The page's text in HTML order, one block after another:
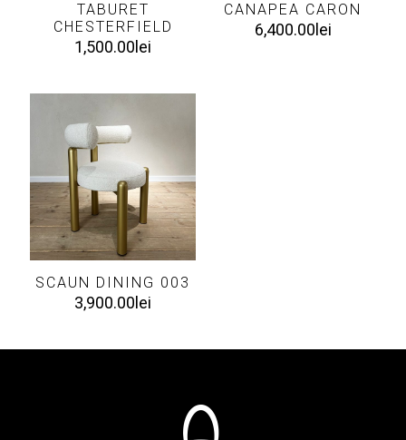
TABURET
CHESTERFIELD
1,500.00 lei
CANAPEA CARON
6,400.00 lei
SCAUN DINING 003
3,900.00lei